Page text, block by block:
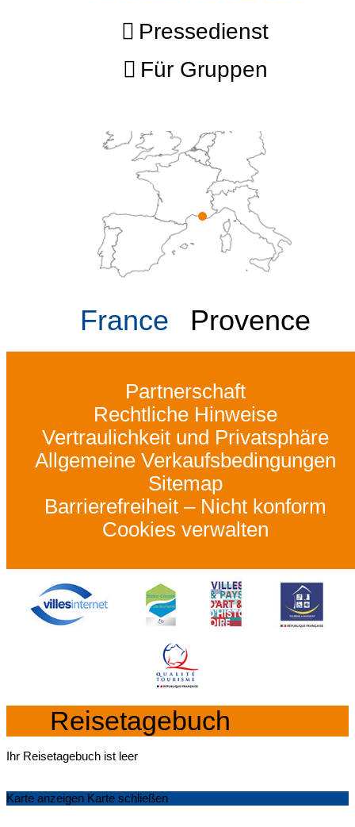
Pressedienst
Für Gruppen
France Provence
Partnerschaft
Rechtliche Hinweise
Vertraulichkeit und Privatsphäre
Allgemeine Verkaufsbedingungen
Sitemap
Barrierefreiheit – Nicht konform
Cookies verwalten
Reisetagebuch
Ihr Reisetagebuch ist leer
Karte anzeigen Karte schließen